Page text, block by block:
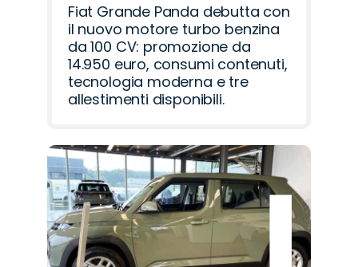
Fiat Grande Panda debutta con
il nuovo motore turbo benzina
da 100 CV: promozione da
14.950 euro, consumi contenuti,
tecnologia moderna e tre
allestimenti disponibili.